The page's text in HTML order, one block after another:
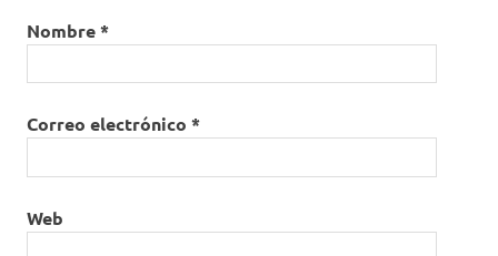
Nombre*
Correo electrónico *
Web